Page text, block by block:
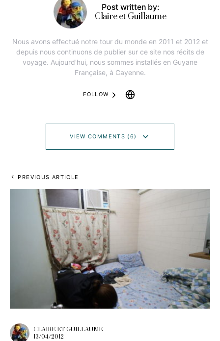
Post written by:
Claire et Guillaume
Nous avons effectué notre tour du monde en 2011 et 2012 et
depuis nous continuons de publier sur ce site nos récits de
voyage. Aujourd'hui, nous sommes installés en Guyane
Française, à Cayenne.
FOLLOW
VIEW COMMENTS (6)
PREVIOUS ARTICLE
CLAIRE ET GUILLAUME
13/04/2012